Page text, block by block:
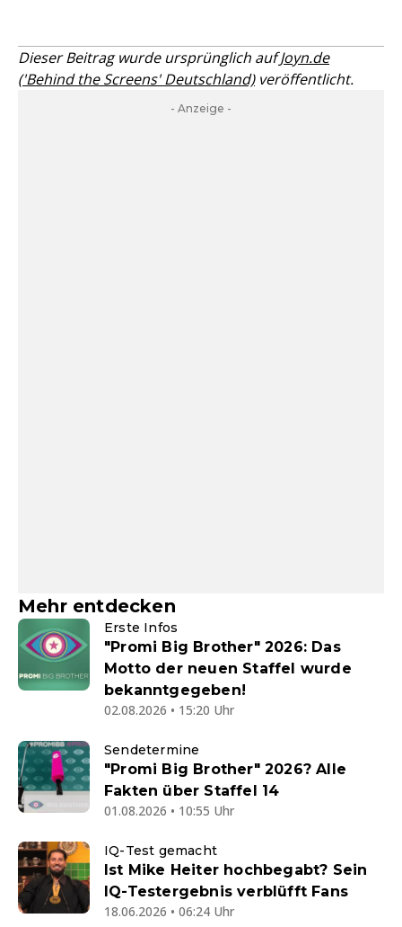
Dieser Beitrag wurde ursprünglich aufJoyn.de
('Behind the Screens' Deutschland)veröffentlicht.
- Anzeige -
Mehr entdecken
Erste Infos
"Promi Big Brother" 2026: Das
Motto der neuen Staffel wurde
bekanntgegeben!
02.08.2026 • 15:20 Uhr
Sendetermine
"Promi Big Brother" 2026? Alle
Fakten über Staffel 14
01.08.2026 • 10:55 Uhr
IQ-Test gemacht
Ist Mike Heiter hochbegabt? Sein
IQ-Testergebnis verblüfft Fans
18.06.2026 • 06:24 Uhr